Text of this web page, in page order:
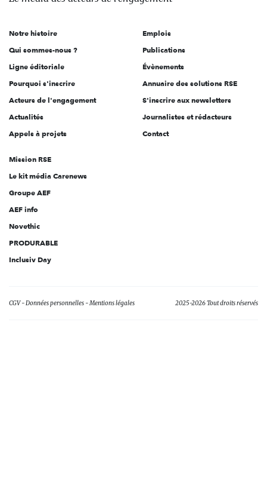
l'engagement
Notre histoire
Qui sommes-nous ?
Ligne éditoriale
Pourquoi s'inscrire
Acteurs de l'engagement
Actualités
Appels à projets
Emplois
Publications
Évènements
Annuaire des solutions RSE
S'inscrire aux newsletters
Journalistes et rédacteurs
Contact
Mission RSE
Le kit média Carenews
Groupe AEF
AEF info
Novethic
PRODURABLE
Inclusiv Day
CGV Données personnelles Mentions légales 2025-2026 Tout droits réservés